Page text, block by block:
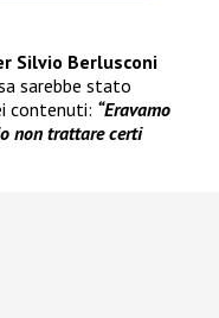
Silvio Berlusconi
sarebbe stato
contenuti: “Eravamo
non trattare certi